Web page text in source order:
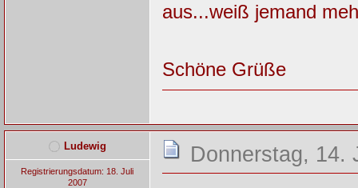
aus...weiß jemand
Schöne Grüße
Ludewig
Registrierungsdatum: 18. Juli
2007
Donnerstag, 14.